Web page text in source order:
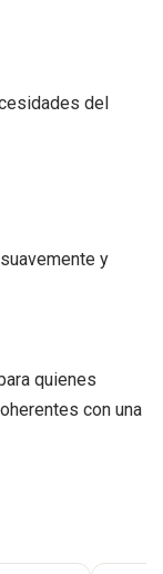
del
y
quienes
con una